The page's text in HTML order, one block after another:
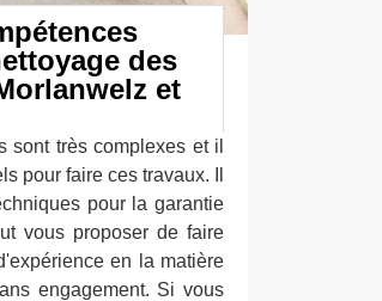
des
et
sont très complexes et il
pour faire ces travaux. Il
pour la garantie
vous proposer de faire
en la matière
engagement. Si vous